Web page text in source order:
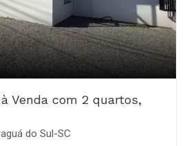
Venda com 2 quartos,
do Sul-SC